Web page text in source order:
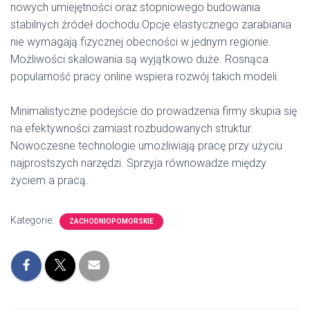
nowych umiejętności oraz stopniowego budowania
stabilnych źródeł dochodu.Opcje elastycznego zarabiania
nie wymagają fizycznej obecności w jednym regionie.
Możliwości skalowania są wyjątkowo duże. Rosnąca
popularność pracy online wspiera rozwój takich modeli.
Minimalistyczne podejście do prowadzenia firmy skupia się
na efektywności zamiast rozbudowanych struktur.
Nowoczesne technologie umożliwiają pracę przy użyciu
najprostszych narzędzi. Sprzyja równowadze między
życiem a pracą.
Kategorie: ZACHODNIOPOMORSKIE